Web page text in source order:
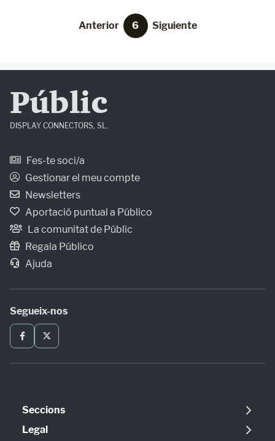
Anterior 6 Siguiente
Públic
DISPLAY CONNECTORS, SL.
Fes-te soci/a
Gestionar el meu compte
Newsletters
Aportació puntual a Público
La comunitat de Públic
Regala Público
Ajuda
Segueix-nos
Seccions
Política
Legal